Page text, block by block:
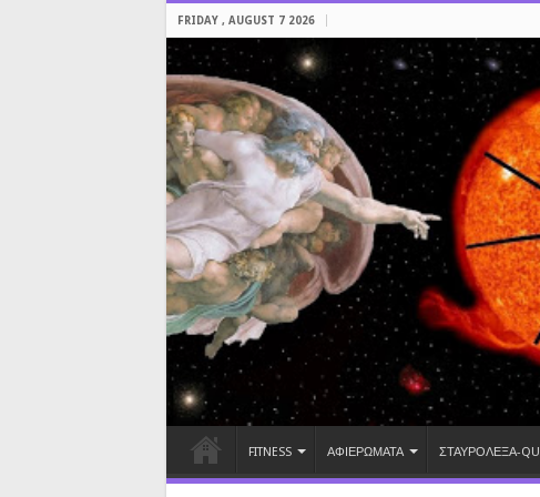
FRIDAY , AUGUST 7 2026
FITNESS ΑΦΙΕΡΩΜΑΤΑ ΣΤΑΥΡΟΛΕΞΑ-